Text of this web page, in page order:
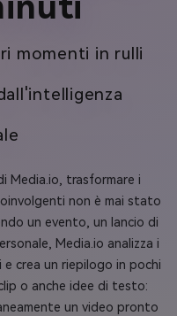
momenti in rulli
Media.io, trasformare i
non è mai stato
un evento, un lancio di
Media.io analizza i
crea un riepilogo in pochi
o anche idee di testo:
un video pronto